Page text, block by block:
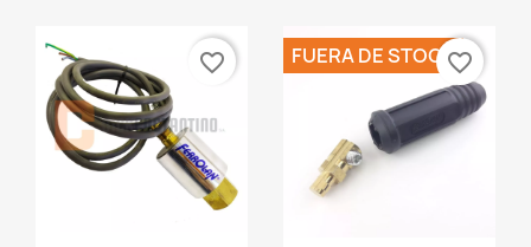
favorite_border FUERA DE STOCKfavorite_border